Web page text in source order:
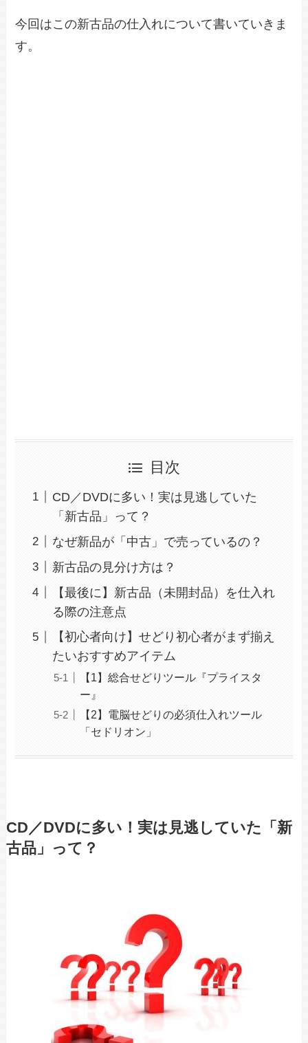
今回はこの新古品の仕入れについて書いていきま
す。
目次
CD／DVDに多い！実は見逃していた
「新古品」って？
なぜ新品が「中古」で売っているの？
新古品の見分け方は？
【最後に】新古品（未開封品）を仕入れ
る際の注意点
【初心者向け】せどり初心者がまず揃え
たいおすすめアイテム
【1】総合せどりツール『プライスタ
ー』
【2】電脳せどりの必須仕入れツール
「セドリオン」
CD／DVDに多い！実は見逃していた「新
古品」って？